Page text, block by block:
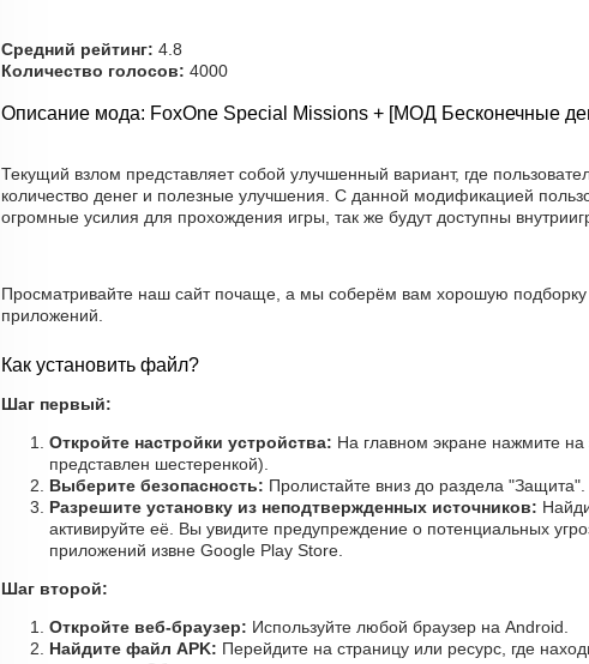
Средний рейтинг: 4.8
Количество голосов: 4000
Описание мода: FoxOne Special Missions + [МОД Бесконечные
Текущий взлом представляет собой улучшенный вариант, где
количество денег и полезные улучшения. С данной модификацией
огромные усилия для прохождения игры, так же будут доступны
Просматривайте наш сайт почаще, а мы соберём вам хорошую
приложений.
Как установить файл?
Шаг первый:
Откройте настройки устройства: На главном экране нажмите
представлен шестеренкой).
Выберите безопасность: Пролистайте вниз до раздела "Защита".
Разрешите установку из неподтвержденных источников:
активируйте её. Вы увидите предупреждение о потенциальных
приложений извне Google Play Store.
Шаг второй:
Откройте веб-браузер: Используйте любой браузер на Android.
Найдите файл APK: Перейдите на страницу или ресурс, где